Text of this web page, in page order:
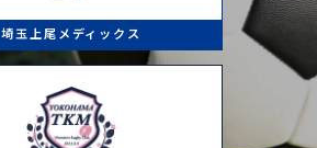
埼玉上尾メディックス